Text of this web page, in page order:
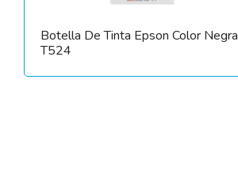
Botella De Tinta Epson Color Negra
T524